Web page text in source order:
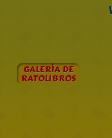
GALERÍA DE
RATOLIBROS